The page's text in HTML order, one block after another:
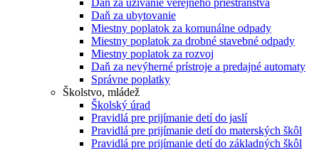
Daň za užívanie verejného priestranstva
Daň za ubytovanie
Miestny poplatok za komunálne odpady
Miestny poplatok za drobné stavebné odpady
Miestny poplatok za rozvoj
Daň za nevýherné prístroje a predajné automaty
Správne poplatky
Školstvo, mládež
Školský úrad
Pravidlá pre prijímanie detí do jaslí
Pravidlá pre prijímanie detí do materských škôl
Pravidlá pre prijímanie detí do základných škôl